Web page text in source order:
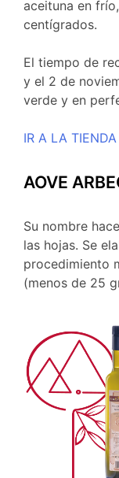
aceituna en
centígrados.
El tiempo de
y el 2 de
verde y en
IR A LA
AOVE
Su nombre
las hojas. Se
procedimiento
(menos de 25